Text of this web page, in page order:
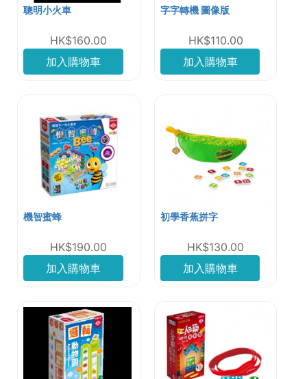
聰明小火車
HK$160.00
加入購物車
字字轉機 圖像版
HK$110.00
加入購物車
機智蜜蜂
HK$190.00
加入購物車
初學香蕉拼字
HK$130.00
加入購物車